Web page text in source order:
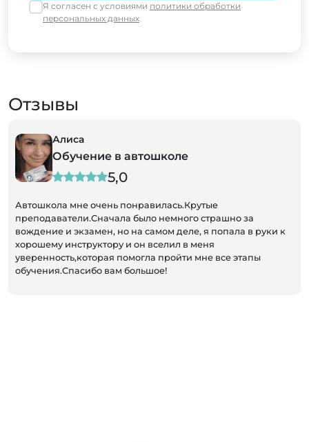
Я согласен с условиями политики обработки
персональных данных
Отзывы
Алиса
Обучение в автошколе
5,0
Автошкола мне очень понравилась.Крутые
преподаватели.Сначала было немного страшно за
вождение и экзамен, но на самом деле, я попала в руки к
хорошему инструктору и он вселил в меня
уверенность,которая помогла пройти мне все этапы
обучения.Спасибо вам большое!